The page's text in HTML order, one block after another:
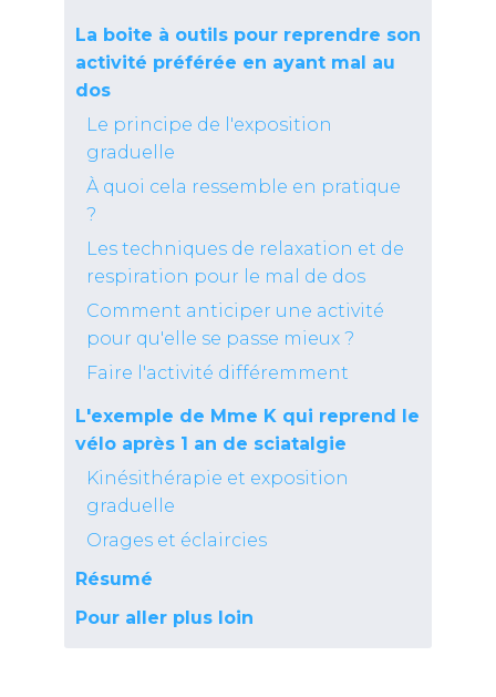
La boite à outils pour reprendre son
activité préférée en ayant mal au
dos
Le principe de l'exposition
graduelle
À quoi cela ressemble en pratique
?
Les techniques de relaxation et de
respiration pour le mal de dos
Comment anticiper une activité
pour qu'elle se passe mieux ?
Faire l'activité différemment
L'exemple de Mme K qui reprend le
vélo après 1 an de sciatalgie
Kinésithérapie et exposition
graduelle
Orages et éclaircies
Résumé
Pour aller plus loin